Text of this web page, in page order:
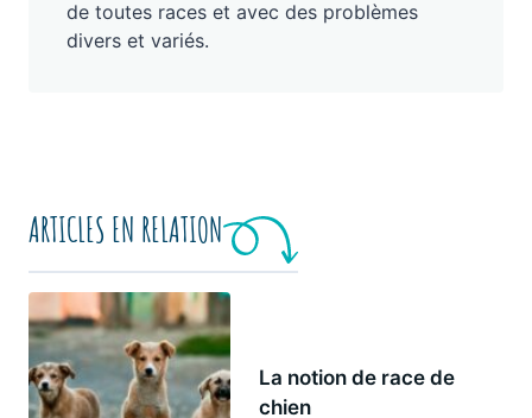
de toutes races et avec des problèmes
divers et variés.
ARTICLES EN RELATION
La notion de race de
chien